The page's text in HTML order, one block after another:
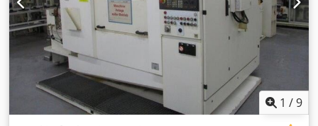
1 /9